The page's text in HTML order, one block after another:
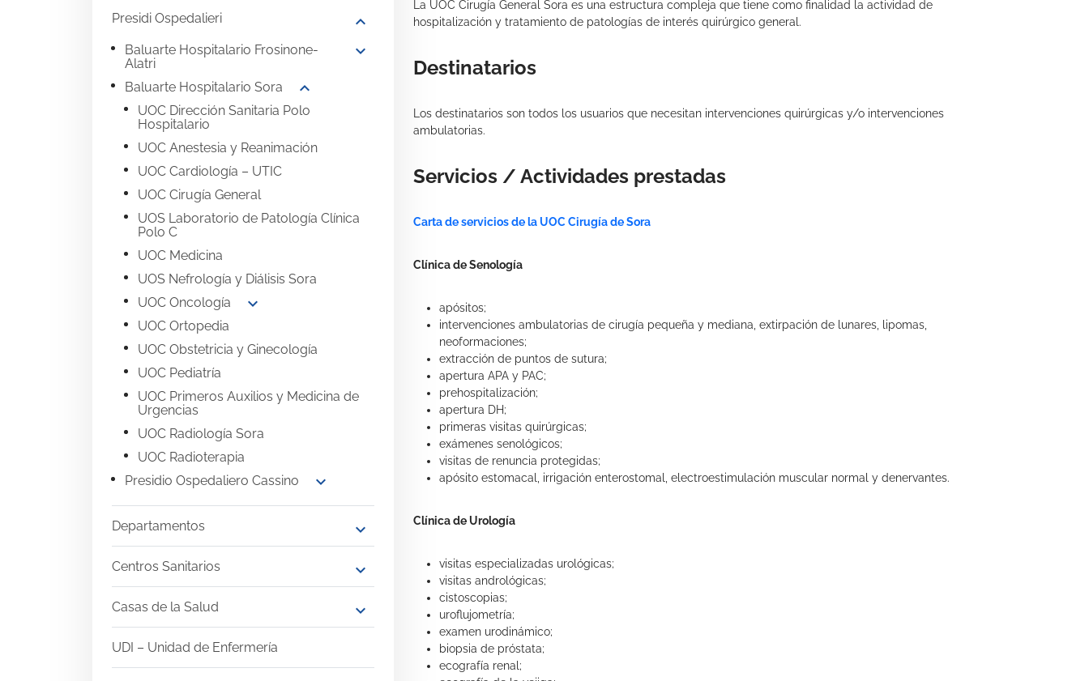
Presidi Ospedalieri expand_more
Baluarte Hospitalario Frosinone-
Alatri
expand_more
Baluarte Hospitalario Sora expand_more
UOC Dirección Sanitaria Polo
Hospitalario
UOC Anestesia y Reanimación
UOC Cardiología – UTIC
UOC Cirugía General
UOS Laboratorio de Patología Clínica
Polo C
UOC Medicina
UOS Nefrología y Diálisis Sora
UOC Oncología
expand_more
UOC Ortopedia
UOC Obstetricia y Ginecología
UOC Pediatría
UOC Primeros Auxilios y Medicina de
Urgencias
UOC Radiología Sora
UOC Radioterapia
Presidio Ospedaliero Cassino
expand_more
Departamentos expand_more
Centros Sanitarios expand_more
Casas de la Salud expand_more
UDI – Unidad de Enfermería
La UOC Cirugía General Sora es una estructura compleja que tiene como finalidad la actividad de
hospitalización y tratamiento de patologías de interés quirúrgico general.
Destinatarios
Los destinatarios son todos los usuarios que necesitan intervenciones quirúrgicas y/o intervenciones
ambulatorias.
Servicios / Actividades prestadas
Carta de servicios de la UOC Cirugía de Sora
Clínica de Senología
apósitos;
intervenciones ambulatorias de cirugía pequeña y mediana, extirpación de lunares, lipomas,
neoformaciones;
extracción de puntos de sutura;
apertura APA y PAC;
prehospitalización;
apertura DH;
primeras visitas quirúrgicas;
exámenes senológicos;
visitas de renuncia protegidas;
apósito estomacal, irrigación enterostomal, electroestimulación muscular normal y denervantes.
Clínica de Urología
visitas especializadas urológicas;
visitas andrológicas;
cistoscopias;
uroflujometría;
examen urodinámico;
biopsia de próstata;
ecografía renal;